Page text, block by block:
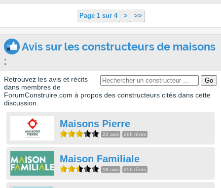
Page 1 sur 4 > >>
Avis sur les constructeurs de maisons
:
Retrouvez les avis et récits
dans membres de
ForumConstruire.com à propos des constructeurs cités dans cette
discussion.
Maisons Pierre
22 avis 296 récits
Maison Familiale
18 avis 250 récits